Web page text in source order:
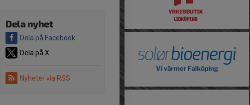
Dela nyhet
Dela på Facebook
Dela på X
Nyheter via RSS